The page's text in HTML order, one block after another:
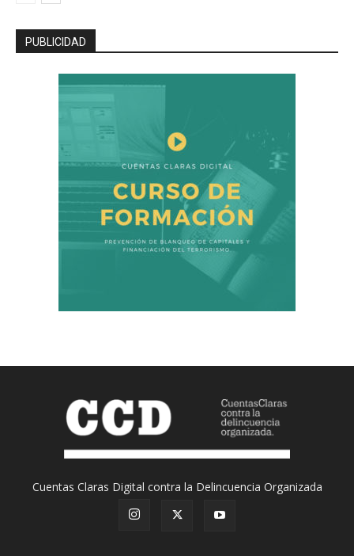
PUBLICIDAD
Cuentas Claras Digital contra la Delincuencia Organizada